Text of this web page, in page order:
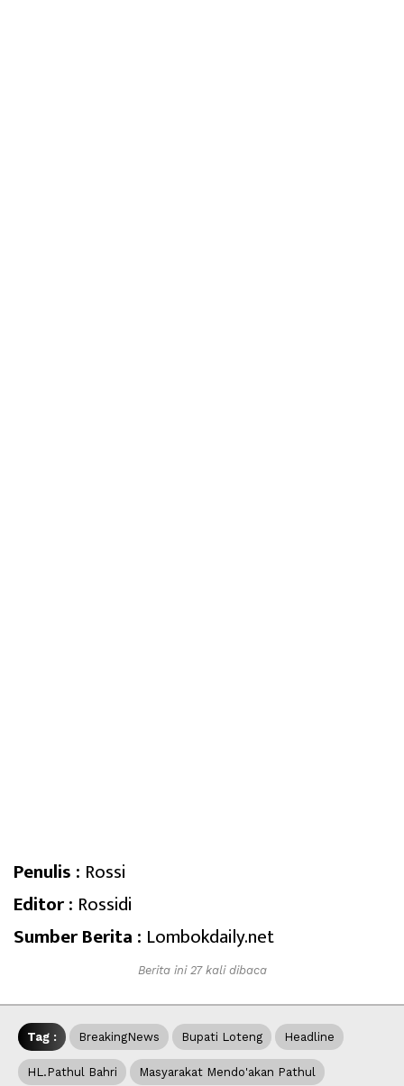
Penulis : Rossi
Editor : Rossidi
Sumber Berita : Lombokdaily.net
Berita ini 27 kali dibaca
Tag : BreakingNews Bupati Loteng Headline
HL.Pathul Bahri Masyarakat Mendo'akan Pathul